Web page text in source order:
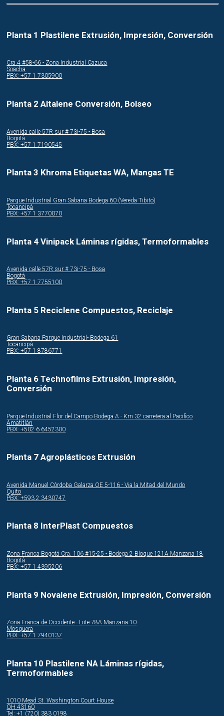
Planta 1 Plastilene Extrusión, Impresión, Conversión
Cra.4 #58-66 - Zona Industrial Cazuca
Soacha
PBX: +57 1 7305900
Planta 2 Altalene Conversión, Bolseo
Avenida calle 57R sur # 73i-75 - Bosa
Bogotá
PBX: +57 1 7190545
Planta 3 Khroma Etiquetas WA, Mangas TE
Parque Industrial Gran Sabana Bodega 60 (Vereda Tibito)
Tocancipá
PBX: +57 1 3770070
Planta 4 Vinipack Láminas rígidas, Termoformables
Avenida calle 57R sur # 73i-75 - Bosa
Bogotá
PBX: +57 1 7755100
Planta 5 Reciclene Compuestos, Reciclaje
Gran Sabana Parque Industrial- Bodega 61
Tocancipá
PBX: +57 1 8786771
Planta 6 Technofilms Extrusión, Impresión,
Conversión
Parque Industrial Flor del Campo Bodega A - Km 32 carretera al Pacifico
Amatitlán
PBX: +502 6 6452300
Planta 7 Agroplásticos Extrusión
Avenida Manuel Córdoba Galarza OE 5-116 - Via la Mitad del Mundo
Quito
PBX: +593 2 3430747
Planta 8 InterPlast Compuestos
Zona Franca Bogotá Cra. 106 #15-25 - Bodega 2 Bloque 121A Manzana 18
Bogotá
PBX: +57 1 4395206
Planta 9 Novalene Extrusión, Impresión, Conversión
Zona Franca de Occidente - Lote 78A Manzana 10
Mosquera
PBX: +57 1 7940137
Planta 10 Plastilene NA Láminas rígidas,
Termoformables
1010 Mead St. Washington Court House
OH 43160
Tel: +1 (720) 383 0198